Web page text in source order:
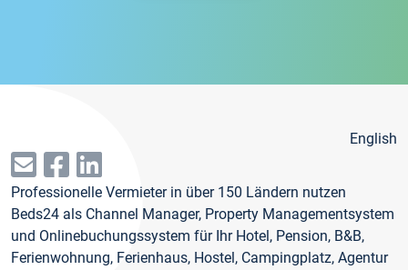
English
Professionelle Vermieter in über 150 Ländern nutzen
Beds24 als Channel Manager, Property Managementsystem
und Onlinebuchungssystem für Ihr Hotel, Pension, B&B,
Ferienwohnung, Ferienhaus, Hostel, Campingplatz, Agentur